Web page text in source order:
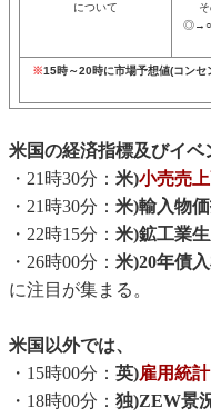
について
※15時～20時に市場予想値(コンセ
米国の経済指標及びイベ
・21時30分： 米)小売売
・21時30分： 米)輸入物
・22時15分： 米)鉱工業
・26時00分： 米)20年債
に注目が集まる。
米国以外では、
・15時00分： 英)雇用統計
・18時00分： 独)ZEW景